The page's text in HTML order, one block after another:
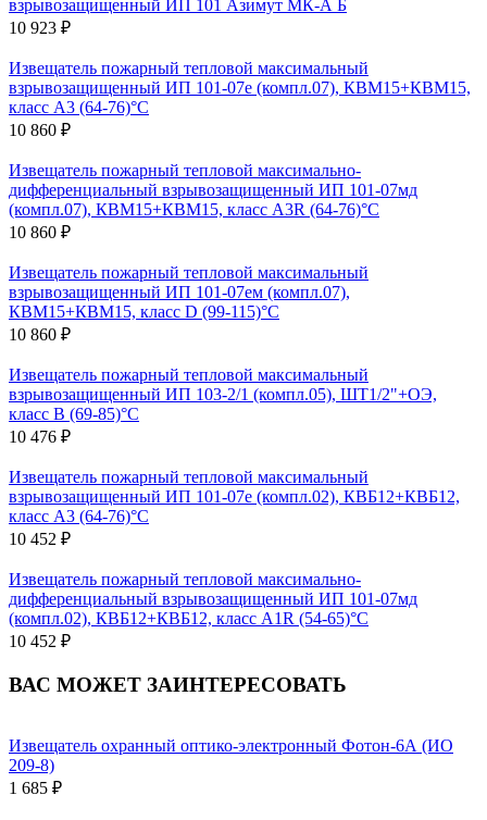
взрывозащищенный ИП 101 Азимут МК-А Б
10 923 ₽
Извещатель пожарный тепловой максимальный
взрывозащищенный ИП 101-07е (компл.07), КВМ15+КВМ15,
класс A3 (64-76)°С
10 860 ₽
Извещатель пожарный тепловой максимально-
дифференциальный взрывозащищенный ИП 101-07мд
(компл.07), КВМ15+КВМ15, класс A3R (64-76)°С
10 860 ₽
Извещатель пожарный тепловой максимальный
взрывозащищенный ИП 101-07ем (компл.07),
КВМ15+КВМ15, класс D (99-115)°С
10 860 ₽
Извещатель пожарный тепловой максимальный
взрывозащищенный ИП 103-2/1 (компл.05), ШТ1/2"+ОЭ,
класс B (69-85)°С
10 476 ₽
Извещатель пожарный тепловой максимальный
взрывозащищенный ИП 101-07е (компл.02), КВБ12+КВБ12,
класс A3 (64-76)°С
10 452 ₽
Извещатель пожарный тепловой максимально-
дифференциальный взрывозащищенный ИП 101-07мд
(компл.02), КВБ12+КВБ12, класс A1R (54-65)°С
10 452 ₽
ВАС МОЖЕТ ЗАИНТЕРЕСОВАТЬ
Извещатель охранный оптико-электронный Фотон-6А (ИО
209-8)
1 685 ₽